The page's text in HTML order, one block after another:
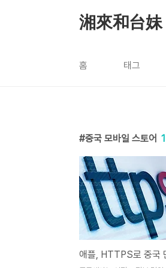
湘來和台妹
홈 태그
중국 모바일 스토어 1